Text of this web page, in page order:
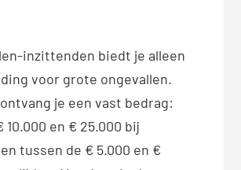
inzittenden biedt je alleen
voor grote ongevallen.
je een vast bedrag:
en € 25.000 bij
tussen de € 5.000 en €